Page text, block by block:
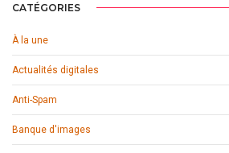
CATÉGORIES
À la une
Actualités digitales
Anti-Spam
Banque d'images